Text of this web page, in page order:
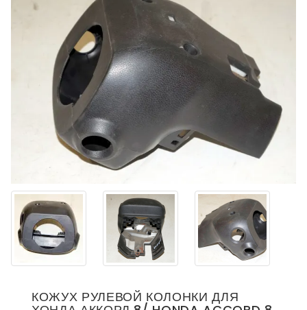
КОЖУХ РУЛЕВОЙ КОЛОНКИ ДЛЯ